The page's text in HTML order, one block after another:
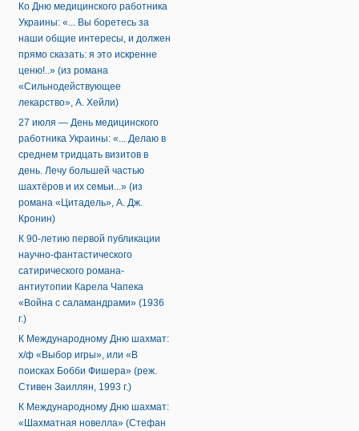
Ко Дню медицинского работника
Украины: «... Вы боретесь за
наши общие интересы, и должен
прямо сказать: я это искренне
ценю!..» (из романа
«Сильнодействующее
лекарство», А. Хейли)
27 июля — День медицинского
работника Украины: «... Делаю в
среднем тридцать визитов в
день. Лечу большей частью
шахтёров и их семьи...» (из
романа «Цитадель», А. Дж.
Кронин)
К 90-летию первой публикации
научно-фантастического
сатирического романа-
антиутопии Карела Чапека
«Война с саламандрами» (1936
г.)
К Международному Дню шахмат:
х/ф «Выбор игры», или «В
поисках Бобби Фишера» (реж.
Стивен Заиллян, 1993 г.)
К Международному Дню шахмат:
«Шахматная новелла» (Стефан